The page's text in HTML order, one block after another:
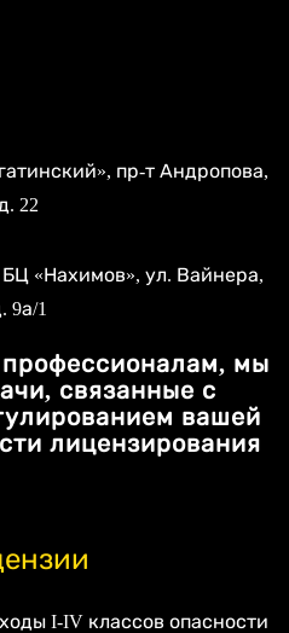
пр-т Андропова,
22
БЦ «Нахимов», ул. Вайнера,
9а/1
мы
связанные с
вашей
лицензирования
I-IV классов опасности